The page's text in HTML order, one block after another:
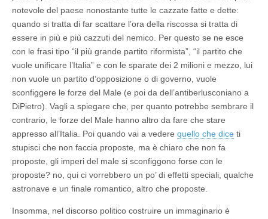
notevole del paese nonostante tutte le cazzate fatte e dette:
quando si tratta di far scattare l’ora della riscossa si tratta di
essere in più e più cazzuti del nemico. Per questo se ne esce
con le frasi tipo “il più grande partito riformista”, “il partito che
vuole unificare l’Italia” e con le sparate dei 2 milioni e mezzo, lui
non vuole un partito d’opposizione o di governo, vuole
sconfiggere le forze del Male (e poi da dell’antiberlusconiano a
DiPietro). Vagli a spiegare che, per quanto potrebbe sembrare il
contrario, le forze del Male hanno altro da fare che stare
appresso all’Italia. Poi quando vai a vedere quello che dice ti
stupisci che non faccia proposte, ma è chiaro che non fa
proposte, gli imperi del male si sconfiggono forse con le
proposte? no, qui ci vorrebbero un po’ di effetti speciali, qualche
astronave e un finale romantico, altro che proposte.
Insomma, nel discorso politico costruire un immaginario è